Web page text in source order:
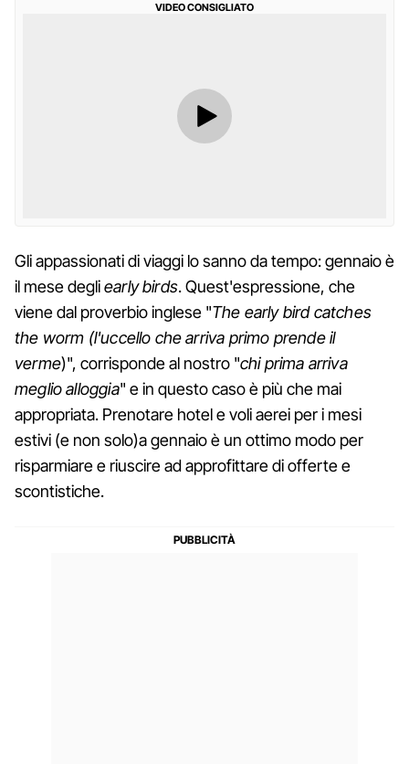
VIDEO CONSIGLIATO
Gli appassionati di viaggi lo sanno da tempo: gennaio è
il mese degliearly birds. Quest'espressione, che
viene dal proverbio inglese "The early bird catches
the worm (l'uccello che arriva primo prende il
verme)", corrisponde al nostro "chi prima arriva
meglio alloggia" e in questo caso è più che mai
appropriata. Prenotare hotel e voli aerei per i mesi
estivi (e non solo)a gennaio è un ottimo modo per
risparmiare e riuscire ad approfittare di offerte e
scontistiche.